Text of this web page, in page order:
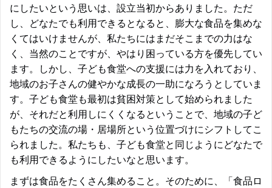
にしたいという思いは、設立当初からありました。ただ
し、どなたでも利用できるとなると、膨大な食品を集めな
くてはいけませんが、私たちにはまだそこまでの力はな
く、当然のことですが、やはり困っている方を優先してい
ます。しかし、子ども食堂への支援には力を入れており、
地域のお子さんの健やかな成長の一助になろうとしていま
す。子ども食堂も最初は貧困対策として始められました
が、それだと利用しにくくなるということで、地域の子ど
もたちの交流の場・居場所という位置づけにシフトしてこ
られました。私たちも、子ども食堂と同じようにどなたで
も利用できるようにしたいなと思います。
まずは食品をたくさん集めること。そのために、「食品ロ